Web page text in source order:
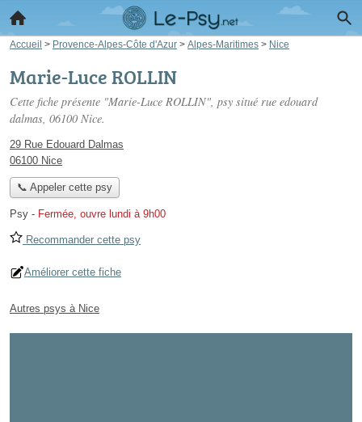
Accueil > Provence-Alpes-Côte d'Azur > Alpes-Maritimes > Nice
Marie-Luce ROLLIN
Cette fiche présente "Marie-Luce ROLLIN", psy situé rue edouard
dalmas, 06100 Nice.
29 Rue Edouard Dalmas
06100 Nice
📞 Appeler cette psy
Psy - Fermée, ouvre lundi à 9h00
Recommander cette psy
Améliorer cette fiche
Autres psys à Nice